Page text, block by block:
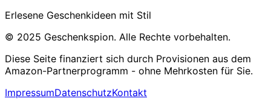
Erlesene Geschenkideen mit Stil
© 2025 Geschenkspion. Alle Rechte vorbehalten.
Diese Seite finanziert sich durch Provisionen aus dem
Amazon-Partnerprogramm - ohne Mehrkosten für Sie.
ImpressumDatenschutzKontakt